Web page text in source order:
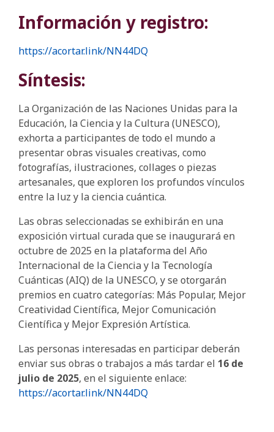
Información y registro:
https://acortar.link/NN44DQ
Síntesis:
La Organización de las Naciones Unidas para la
Educación, la Ciencia y la Cultura (UNESCO),
exhorta a participantes de todo el mundo a
presentar obras visuales creativas, como
fotografías, ilustraciones, collages o piezas
artesanales, que exploren los profundos vínculos
entre la luz y la ciencia cuántica.
Las obras seleccionadas se exhibirán en una
exposición virtual curada que se inaugurará en
octubre de 2025 en la plataforma del Año
Internacional de la Ciencia y la Tecnología
Cuánticas (AIQ) de la UNESCO, y se otorgarán
premios en cuatro categorías: Más Popular, Mejor
Creatividad Científica, Mejor Comunicación
Científica y Mejor Expresión Artística.
Las personas interesadas en participar deberán
enviar sus obras o trabajos a más tardar el 16 de
julio de 2025, en el siguiente enlace:
https://acortar.link/NN44DQ